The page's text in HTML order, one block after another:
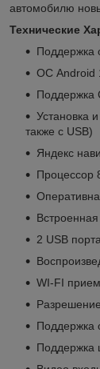
автомобилю
Технические
Поддержка
ОС Android
Поддержка
Установка
также с USB)
Яндекс
Процессор
2 USB порта
WI-FI
Поддержка
Поддержка